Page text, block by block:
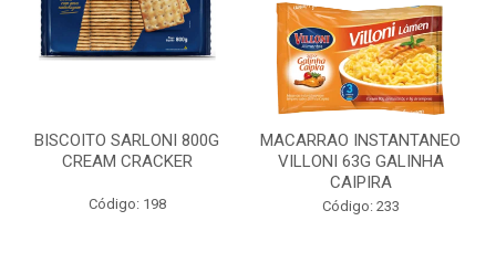
BISCOITO SARLONI 800G
CREAM CRACKER
Código: 198
MACARRAO INSTANTANEO
VILLONI 63G GALINHA
CAIPIRA
Código: 233